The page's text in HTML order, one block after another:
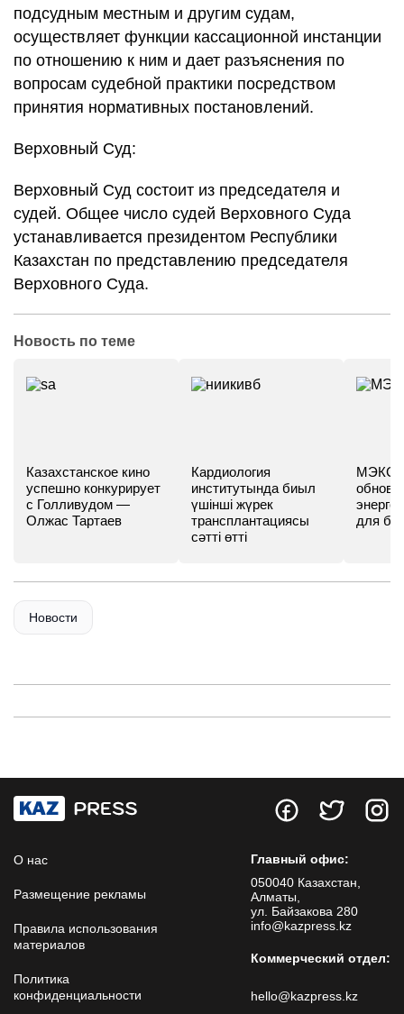
подсудным местным и другим судам,
осуществляет функции кассационной инстанции
по отношению к ним и дает разъяснения по
вопросам судебной практики посредством
принятия нормативных постановлений.
Верховный Суд:
Верховный Суд состоит из председателя и
судей. Общее число судей Верховного Суда
устанавливается президентом Республики
Казахстан по представлению председателя
Верховного Суда.
Новость по теме
Казахстанское кино
успешно конкурирует
с Голливудом —
Олжас Тартаев
Кардиология
институтында биыл
үшінші жүрек
трансплантациясы
сәтті өтті
МЭКС -
для
Новости
О нас
Размещение рекламы
Правила использования
материалов
Политика
конфиденциальности
Главный офис:
050040 Казахстан,
Алматы,
ул. Байзакова 280
info@kazpress.kz
Коммерческий отдел:
hello@kazpress.kz